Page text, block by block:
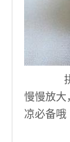
拼
慢慢放大
凉必备哦